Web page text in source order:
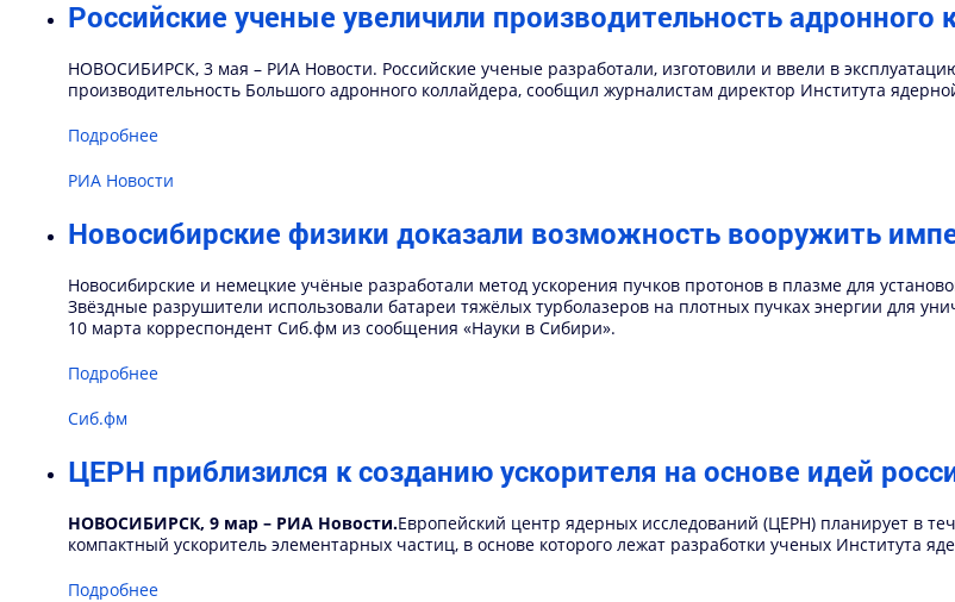
Российские ученые увеличили производительность адронного
НОВОСИБИРСК, 3 мая – РИА Новости. Российские ученые разработали, изготовили и ввели в
производительность Большого адронного коллайдера, сообщил журналистам директор Института
Подробнее
РИА Новости
Новосибирские физики доказали возможность вооружить
Новосибирские и немецкие учёные разработали метод ускорения пучков протонов в плазме для
Звёздные разрушители использовали батареи тяжёлых турболазеров на плотных пучках энергии для
10 марта корреспондент Сиб.фм из сообщения «Науки в Сибири».
Подробнее
Сиб.фм
ЦЕРН приблизился к созданию ускорителя на основе идей
НОВОСИБИРСК, 9 мар – РИА Новости.Европейский центр ядерных исследований (ЦЕРН) планирует в
компактный ускоритель элементарных частиц, в основе которого лежат разработки ученых Института
Подробнее